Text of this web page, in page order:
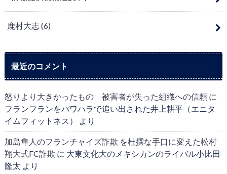
鹿村大志(6)
最近のコメント
怒りより大きかったもの 被害者が失った組織への信頼に
フランフランをパワハラで追い出された井上耕平（エニタ
イムフィットネス）
より
加島隼人のフランチャイズ詐欺 を杜撰な手口に変えた松村
翔大式FC詐欺 に 大東文化大のメキシカンのライバル小比田
隆太 より